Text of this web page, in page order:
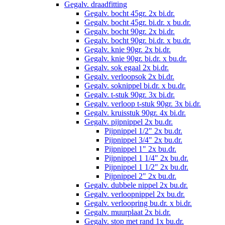
Gegalv. draadfitting
Gegalv. bocht 45gr. 2x bi.dr.
Gegalv. bocht 45gr. bi.dr. x bu.dr.
Gegalv. bocht 90gr. 2x bi.dr.
Gegalv. bocht 90gr. bi.dr. x bu.dr.
Gegalv. knie 90gr. 2x bi.dr.
Gegalv. knie 90gr. bi.dr. x bu.dr.
Gegalv. sok egaal 2x bi.dr.
Gegalv. verloopsok 2x bi.dr.
Gegalv. soknippel bi.dr. x bu.dr.
Gegalv. t-stuk 90gr. 3x bi.dr.
Gegalv. verloop t-stuk 90gr. 3x bi.dr.
Gegalv. kruisstuk 90gr. 4x bi.dr.
Gegalv. pijpnippel 2x bu.dr.
Pijpnippel 1/2" 2x bu.dr.
Pijpnippel 3/4" 2x bu.dr.
Pijpnippel 1" 2x bu.dr.
Pijpnippel 1 1/4" 2x bu.dr.
Pijpnippel 1 1/2" 2x bu.dr.
Pijpnippel 2" 2x bu.dr.
Gegalv. dubbele nippel 2x bu.dr.
Gegalv. verloopnippel 2x bu.dr.
Gegalv. verloopring bu.dr. x bi.dr.
Gegalv. muurplaat 2x bi.dr.
Gegalv. stop met rand 1x bu.dr.